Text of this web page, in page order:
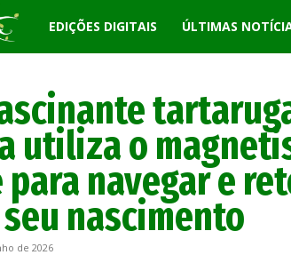
Revista
EDIÇÕES DIGITAIS ÚLTIMAS
utiliza o
navegar e
nascimento
de 2026